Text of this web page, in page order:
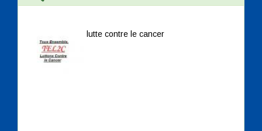
lutte contre le cancer